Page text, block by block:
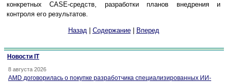
конкретных CASE-средств, разработки планов внедрения и
контроля его результатов.
Назад| Содержание| Вперед
Новости IT
8 августа 2026
AMD договорилась о покупке разработчика специализированных ИИ-